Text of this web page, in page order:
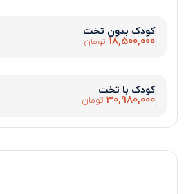
کودک بدون تخت
18,500,000 تومان
کودک با تخت
30,980,000 تومان